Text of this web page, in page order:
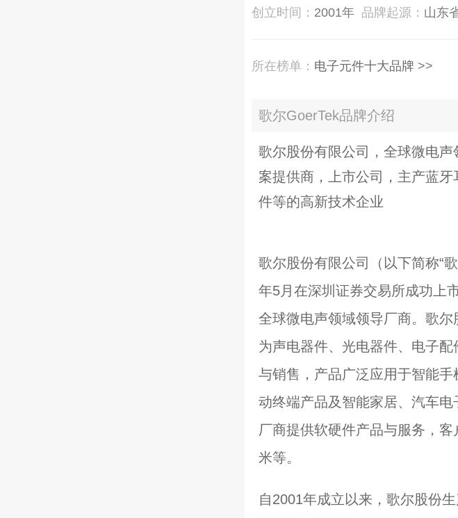
创立时间： 2001年 品牌起源： 山东
所在榜单： 电子元件十大品牌 >>
歌尔GoerTek品牌介绍
歌尔股份有限公司，全球微电
案提供商，上市公司，主产蓝
件等的高新技术企业
歌尔股份有限公司（以下简称“
年5月在深圳证券交易所成功上
全球微电声领域领导厂商。歌
为声电器件、光电器件、电子
与销售，产品广泛应用于智能
动终端产品及智能家居、汽车
厂商提供软硬件产品与服务，
米等。
自2001年成立以来，歌尔股份